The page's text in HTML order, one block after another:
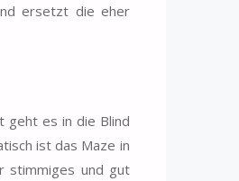
ersetzt die eher
geht es in die Blind
ist das Maze in
stimmiges und gut